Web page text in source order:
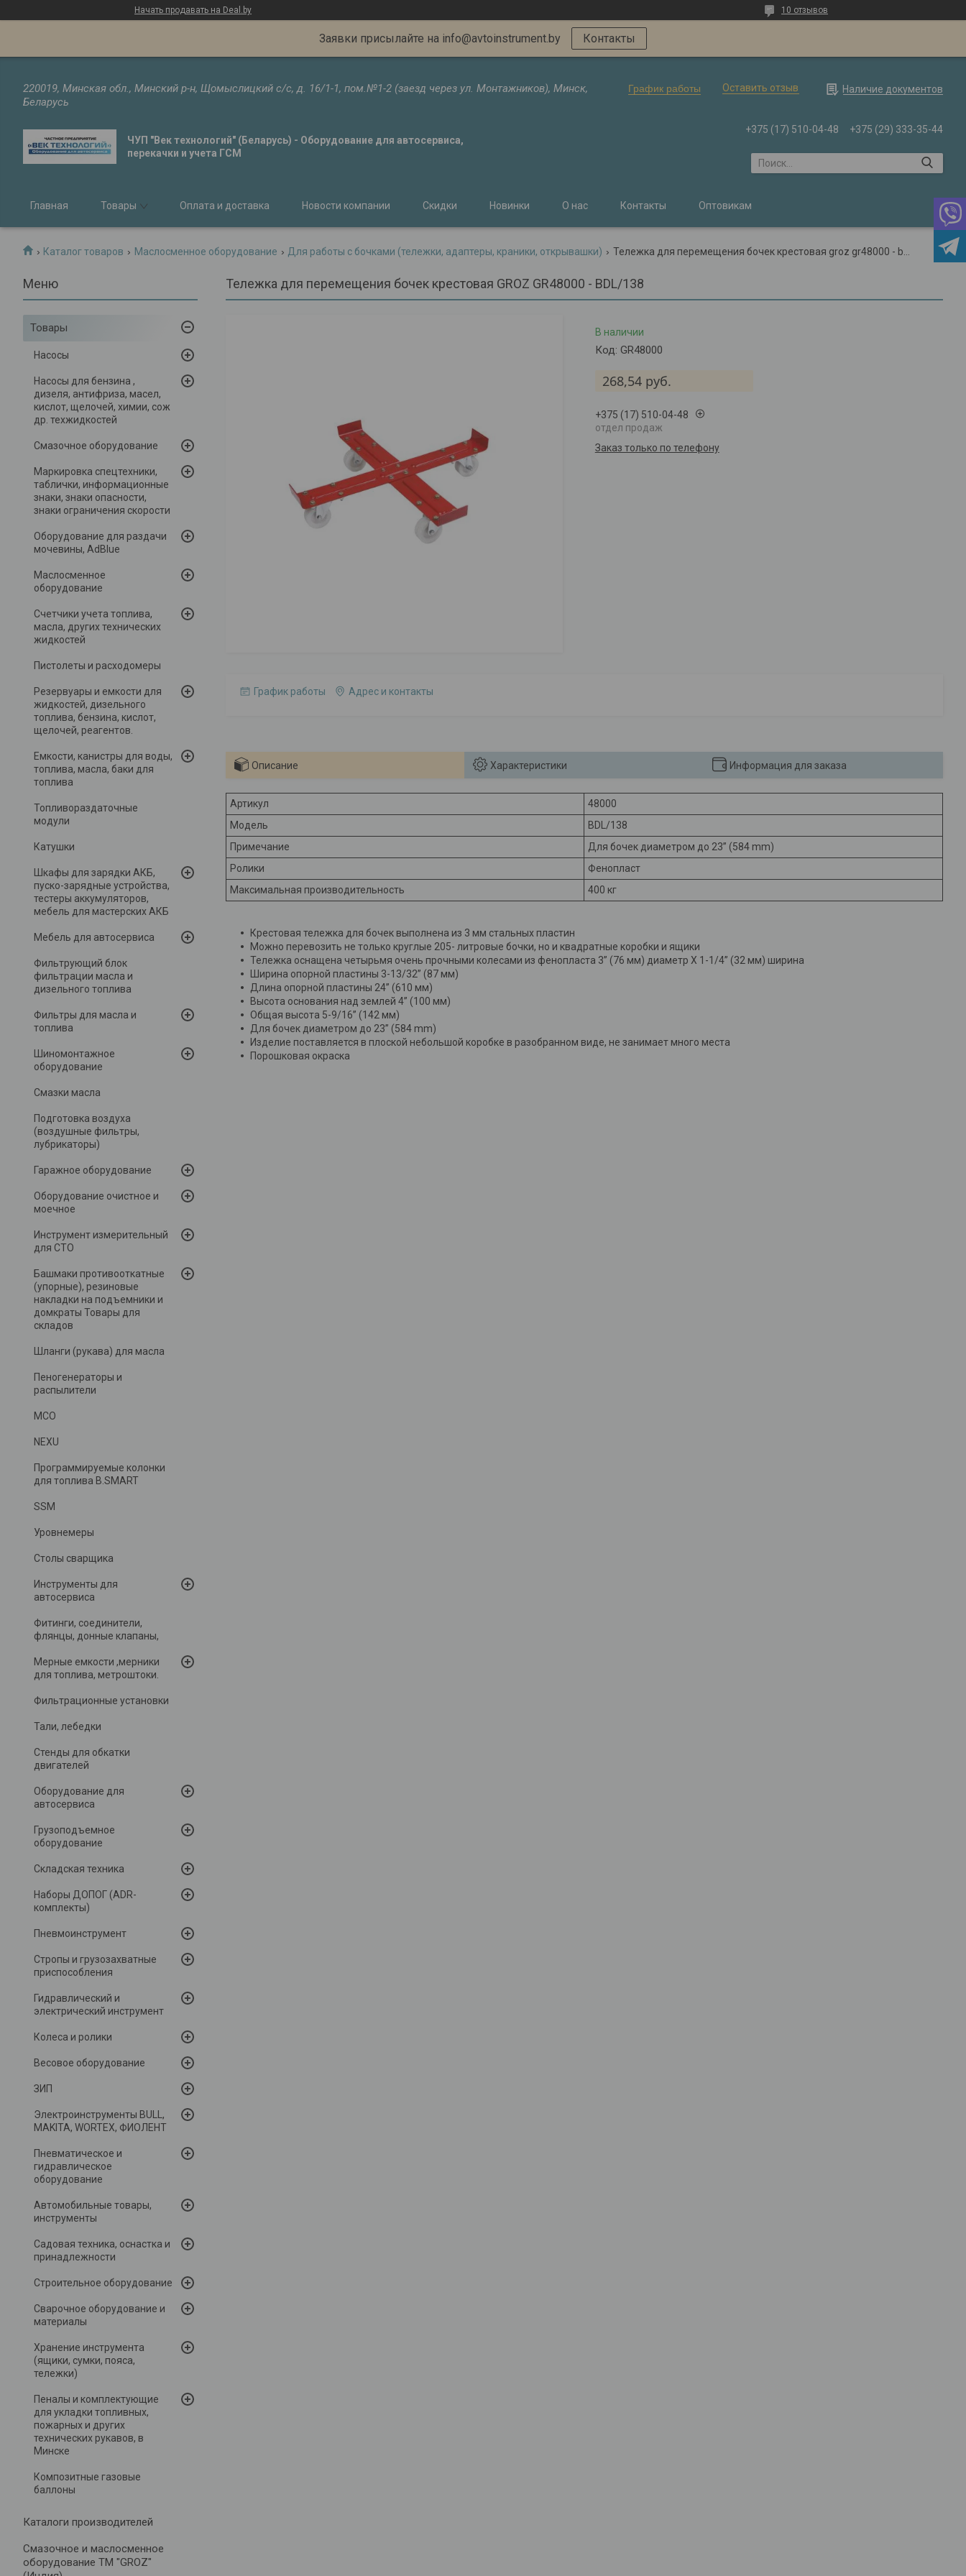
Начать продавать на Deal.by 10 отзывов
Заявки присылайте на info@avtoinstrument.by Контакты
220019, Минская обл., Минский р-н, Щомыслицкий с/с, д. 16/1-1, пом.№1-2 (заезд через ул. Монтажников), Минск,
Беларусь
График работы Оставить отзыв Наличие документов
ЧУП "Век технологий" (Беларусь) - Оборудование для автосервиса,
перекачки и учета ГСМ
+375 (17) 510-04-48 +375 (29) 333-35-44
Главная Товары Оплата и доставка Новости компании Скидки Новинки О нас Контакты Оптовикам
Каталог товаров Маслосменное оборудование Для работы с бочками (тележки, адаптеры, краники, открывашки)
Товары
Насосы
Насосы для бензина ,
дизеля, антифриза, масел,
кислот, щелочей, химии, сож
др. техжидкостей
Смазочное оборудование
Маркировка спецтехники,
таблички, информационные
знаки, знаки опасности,
знаки ограничения скорости
Оборудование для раздачи
мочевины, AdBlue
Маслосменное
оборудование
Счетчики учета топлива,
масла, других технических
жидкостей
Пистолеты и расходомеры
Резервуары и емкости для
жидкостей, дизельного
топлива, бензина, кислот,
щелочей, реагентов.
Емкости, канистры для воды,
топлива, масла, баки для
топлива
Топливораздаточные
модули
Катушки
Шкафы для зарядки АКБ,
пуско-зарядные устройства,
тестеры аккумуляторов,
мебель для мастерских АКБ
Мебель для автосервиса
Фильтрующий блок
фильтрации масла и
дизельного топлива
Фильтры для масла и
топлива
Шиномонтажное
оборудование
Смазки масла
Подготовка воздуха
(воздушные фильтры,
лубрикаторы)
Гаражное оборудование
Оборудование очистное и
моечное
Инструмент измерительный
для СТО
Башмаки противооткатные
(упорные), резиновые
накладки на подъемники и
домкраты Товары для
складов
Шланги (рукава) для масла
Пеногенераторы и
распылители
MCO
NEXU
Программируемые колонки
для топлива B.SMART
SSM
Уровнемеры
Столы сварщика
Инструменты для
автосервиса
Фитинги, соединители,
флянцы, донные клапаны,
Мерные емкости ,мерники
для топлива, метроштоки.
Фильтрационные установки
Тали, лебедки
Стенды для обкатки
двигателей
Оборудование для
автосервиса
Грузоподъемное
оборудование
Складская техника
Наборы ДОПОГ (ADR-
комплекты)
Пневмоинструмент
Стропы и грузозахватные
приспособления
Гидравлический и
электрический инструмент
Колеса и ролики
Весовое оборудование
ЗИП
Электроинструменты BULL,
MAKITA, WORTEX, ФИОЛЕНТ
Пневматическое и
гидравлическое
оборудование
Автомобильные товары,
инструменты
Садовая техника, оснастка и
принадлежности
Строительное оборудование
Сварочное оборудование и
материалы
Хранение инструмента
(ящики, сумки, пояса,
тележки)
Пеналы и комплектующие
для укладки топливных,
пожарных и других
технических рукавов, в
Минске
Композитные газовые
баллоны
Каталоги производителей
Cмазочное и маслосменное
оборудование ТМ "GROZ"
Тележка для перемещения бочек крестовая GROZ GR48000 - BDL/138
В наличии
Код: GR48000
268,54 руб.
+375 (17) 510-04-48
отдел продаж
Заказ только по телефону
График работы Адрес и контакты
Описание Характеристики Информация для заказа
Артикул
48000
Модель
BDL/138
Примечание
Для бочек диаметром до 23” (584 mm)
Ролики
Фенопласт
Максимальная производительность
400 кг
Крестовая тележка для бочек выполнена из 3 мм стальных пластин
Можно перевозить не только круглые 205- литровые бочки, но и квадратные коробки и ящики
Тележка оснащена четырьмя очень прочными колесами из фенопласта 3” (76 мм) диаметр X 1-1/4” (32 мм) ширина
Ширина опорной пластины 3-13/32” (87 мм)
Длина опорной пластины 24” (610 мм)
Высота основания над землей 4” (100 мм)
Общая высота 5-9/16” (142 мм)
Для бочек диаметром до 23” (584 mm)
Изделие поставляется в плоской небольшой коробке в разобранном виде, не занимает много места
Порошковая окраска